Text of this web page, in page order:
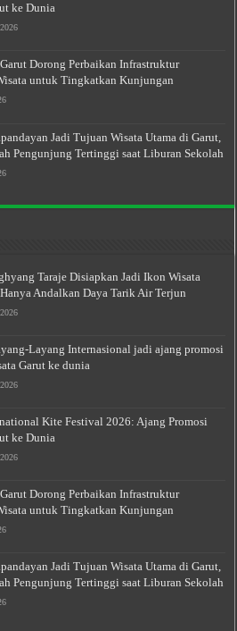
ke Dunia
Dorong Perbaikan Infrastruktur
untuk Tingkatkan Kunjungan
Jadi Tujuan Wisata Utama di Garut,
Pengunjung Tertinggi saat Liburan Sekolah
Taraje Disiapkan Jadi Ikon Wisata
Andalkan Daya Tarik Air Terjun
Layang Internasional jadi ajang promosi
Garut ke dunia
Kite Festival 2026: Ajang Promosi
ke Dunia
Dorong Perbaikan Infrastruktur
untuk Tingkatkan Kunjungan
Jadi Tujuan Wisata Utama di Garut,
Pengunjung Tertinggi saat Liburan Sekolah